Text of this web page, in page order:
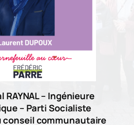
RAYNAL – Ingénieure
– Parti Socialiste
conseil communautaire